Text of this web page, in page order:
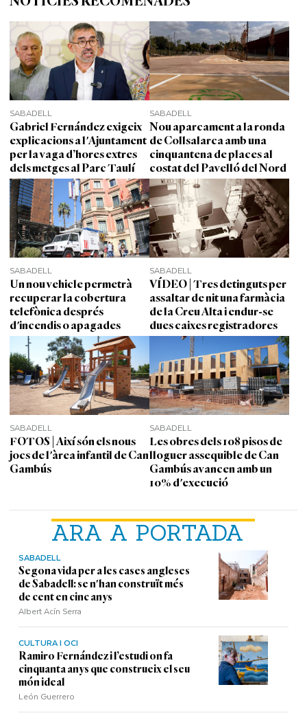
ARA A PORTADA
SABADELL
Segona vida per a les cases angleses
de Sabadell: se n'han construït més
de cent en cinc anys
Albert Acín Serra
CULTURA I OCI
Ramiro Fernández i l’estudi on fa
cinquanta anys que construeix el seu
món ideal
León Guerrero
SABADELL
Gabriel Fernández exigeix
explicacions a l'Ajuntament
per la vaga d’hores extres
dels metges al Parc Taulí
SABADELL
Nou aparcament a la ronda
de Collsalarca amb una
cinquantena de places al
costat del Pavelló del Nord
SABADELL
Un nou vehicle permetrà
recuperar la cobertura
telefònica després
d'incendis o apagades
SABADELL
VÍDEO | Tres detinguts per
assaltar de nit una farmàcia
de la Creu Alta i endur-se
dues caixes registradores
SABADELL
FOTOS | Així són els nous
jocs de l'àrea infantil de Can
Gambús
SABADELL
Les obres dels 108 pisos de
lloguer assequible de Can
Gambús avancen amb un
10% d'execució